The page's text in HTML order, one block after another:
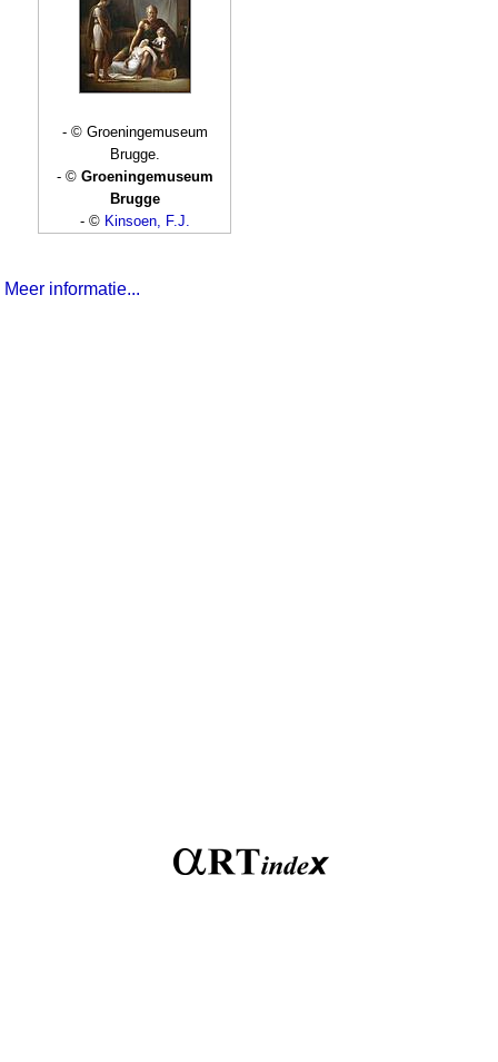
- © Groeningemuseum
Brugge.
- © Groeningemuseum
Brugge
- © Kinsoen, F.J.
Meer informatie...